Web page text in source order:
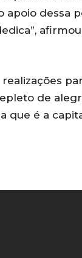
apoio dessa
de
que é a